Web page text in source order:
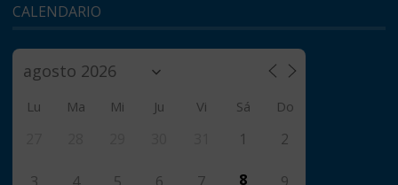
CALENDARIO
Lu Ma Mi Ju Vi Sá Do
1 2
3 4 5 6 7 8 9